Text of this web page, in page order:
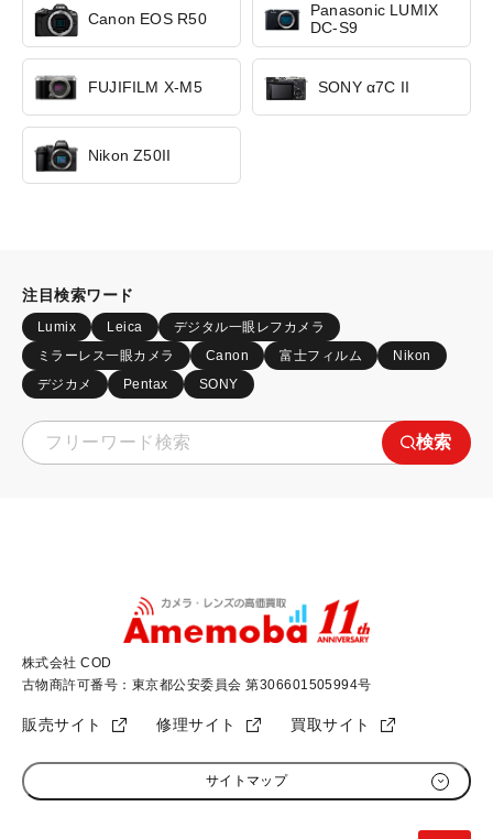
Canon EOS R50
Panasonic LUMIX
DC-S9
FUJIFILM X-M5 SONY α7C II
Nikon Z50II
注目検索ワード
Lumix Leica
デジタル一眼レフカメラ
ミラーレス一眼カメラ
Canon 富士フィルム
Nikon
デジカメ
Pentax SONY
検索
株式会社 COD
古物商許可番号：東京都公安委員会 第306601505994号
販売サイト 修理サイト 買取サイト
サイトマップ